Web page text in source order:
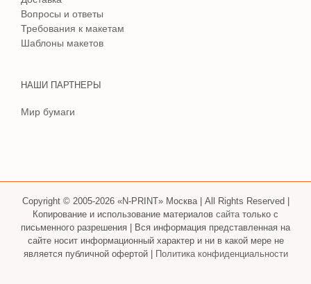
Вопросы и ответы
Требования к макетам
Шаблоны макетов
НАШИ ПАРТНЕРЫ
Мир бумаги
Copyright © 2005-2026 «N-PRINT» Москва | All Rights Reserved |
Копирование и использование материалов сайта только с
письменного разрешения | Вся информация представленная на
сайте носит информационный характер и ни в какой мере не
является публичной офертой | Политика конфиденциальности